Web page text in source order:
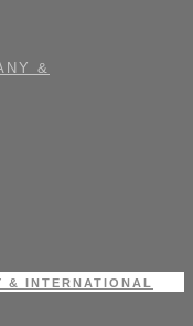
&
& INTERNATIONAL